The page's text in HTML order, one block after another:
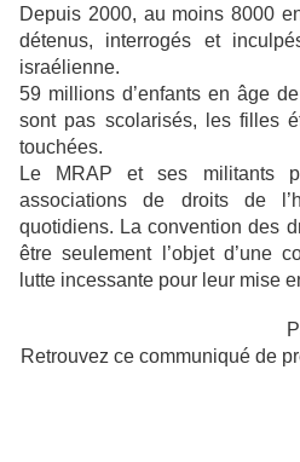
Depuis 2000, au moins 8000
détenus, interrogés et
israélienne.
59 millions d’enfants en âge
sont pas scolarisés, les filles
touchées.
Le MRAP et ses militants
associations de droits de
quotidiens. La convention des
être seulement l’objet d’une
lutte incessante pour leur mise
Retrouvez ce communiqué de